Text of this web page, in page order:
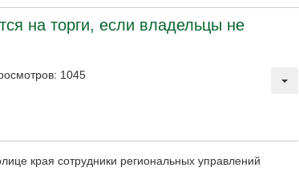
на торги, если владельцы не
1045
края сотрудники региональных управлений